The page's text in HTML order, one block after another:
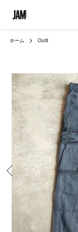
ホーム Outil